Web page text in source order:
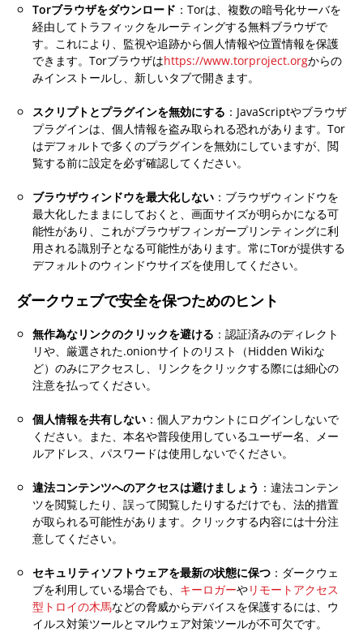
Torブラウザをダウンロード ：Torは、複数の暗号化サーバを
経由してトラフィックをルーティングする無料ブラウザで
す。これにより、監視や追跡から個人情報や位置情報を保護
できます。Torブラウザはhttps://www.torproject.orgからの
みインストールし、新しいタブで開きます。
スクリプトとプラグインを無効にする ：JavaScriptやブラウザ
プラグインは、個人情報を盗み取られる恐れがあります。Tor
はデフォルトで多くのプラグインを無効にしていますが、閲
覧する前に設定を必ず確認してください。
ブラウザウィンドウを最大化しない ：ブラウザウィンドウを
最大化したままにしておくと、画面サイズが明らかになる可
能性があり、これがブラウザフィンガープリンティングに利
用される識別子となる可能性があります。常にTorが提供する
デフォルトのウィンドウサイズを使用してください。
ダークウェブで安全を保つためのヒント
無作為なリンクのクリックを避ける ：認証済みのディレクト
リや、厳選された.onionサイトのリスト（Hidden Wikiな
ど）のみにアクセスし、リンクをクリックする際には細心の
注意を払ってください。
個人情報を共有しない ：個人アカウントにログインしないで
ください。また、本名や普段使用しているユーザー名、メー
ルアドレス、パスワードは使用しないでください。
違法コンテンツへのアクセスは避けましょう ：違法コンテン
ツを閲覧したり、誤って閲覧したりするだけでも、法的措置
が取られる可能性があります。クリックする内容には十分注
意してください。
セキュリティソフトウェアを最新の状態に保つ ：ダークウェ
ブを利用している場合でも、 キーロガーやリモートアクセス
型トロイの木馬などの脅威からデバイスを保護するには、ウ
イルス対策ツールとマルウェア対策ツールが不可欠です。